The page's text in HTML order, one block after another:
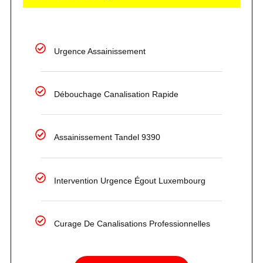
Urgence Assainissement
Débouchage Canalisation Rapide
Assainissement Tandel 9390
Intervention Urgence Égout Luxembourg
Curage De Canalisations Professionnelles